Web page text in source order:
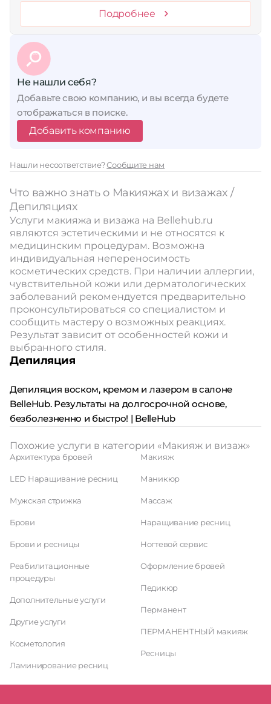
Подробнее
Не нашли себя?
Добавьте свою компанию, и вы всегда будете
отображаться в поиске.
Добавить компанию
Нашли несоответствие?Сообщите нам
Что важно знать о Макияжах и визажах /
Депиляциях
Услуги макияжа и визажа на Bellehub.ru
являются эстетическими и не относятся к
медицинским процедурам. Возможна
индивидуальная непереносимость
косметических средств. При наличии аллергии,
чувствительной кожи или дерматологических
заболеваний рекомендуется предварительно
проконсультироваться со специалистом и
сообщить мастеру о возможных реакциях.
Результат зависит от особенностей кожи и
выбранного стиля.
Депиляция
Депиляция воском, кремом и лазером в салоне
BelleHub. Результаты на долгосрочной основе,
безболезненно и быстро! | BelleHub
Похожие услуги в категории «Макияж и визаж»
Архитектура бровей
LED Наращивание ресниц
Мужская стрижка
Брови
Брови и ресницы
Реабилитационные
процедуры
Дополнительные услуги
Другие услуги
Косметология
Ламинирование ресниц
Макияж
Маникюр
Массаж
Наращивание ресниц
Ногтевой сервис
Оформление бровей
Педикюр
Перманент
ПЕРМАНЕНТНЫЙ макияж
Ресницы